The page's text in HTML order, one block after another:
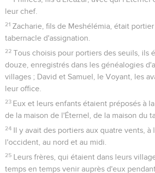
leur chef.
21 Zacharie, fils de Meshélémia, était
tabernacle d'assignation.
22 Tous choisis pour portiers des seuils, ils
douze, enregistrés dans les généalogies
villages ; David et Samuel, le Voyant, les
leur office.
23 Eux et leurs enfants étaient préposés à
de la maison de l'Éternel, de la maison du
24 Il y avait des portiers aux quatre vents, à
l'occident, au nord et au midi.
25 Leurs frères, qui étaient dans leurs
temps en temps venir auprès d'eux